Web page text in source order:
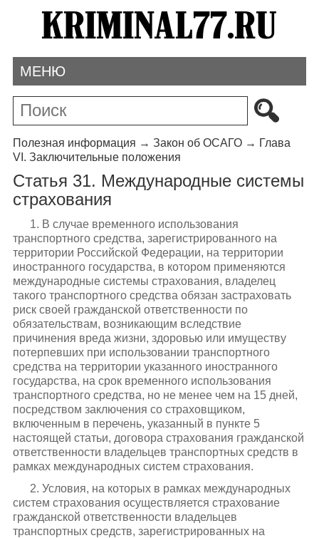
МЕНЮ
Полезная информация → Закон об ОСАГО→ Глава
VI. Заключительные положения
Статья 31. Международные системы
страхования
1. В случае временного использования
транспортного средства, зарегистрированного на
территории Российской Федерации, на территории
иностранного государства, в котором применяются
международные системы страхования, владелец
такого транспортного средства обязан застраховать
риск своей гражданской ответственности по
обязательствам, возникающим вследствие
причинения вреда жизни, здоровью или имуществу
потерпевших при использовании транспортного
средства на территории указанного иностранного
государства, на срок временного использования
транспортного средства, но не менее чем на 15 дней,
посредством заключения со страховщиком,
включенным в перечень, указанный в пункте 5
настоящей статьи, договора страхования гражданской
ответственности владельцев транспортных средств в
рамках международных систем страхования.
2. Условия, на которых в рамках международных
систем страхования осуществляется страхование
гражданской ответственности владельцев
транспортных средств, зарегистрированных на